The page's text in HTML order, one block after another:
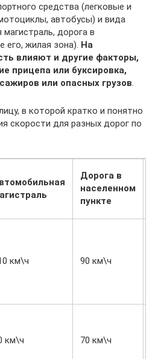
средства (легковые и
автобусы) и вида
дорога в
его, жилая зона). На
влияют и другие факторы,
прицепа или буксировка,
или опасных грузов.
в которой кратко и понятно
скорости для разных дорог по
Дорога в
населенном
пункте
км\ч 90 км\ч
км\ч 70 км\ч